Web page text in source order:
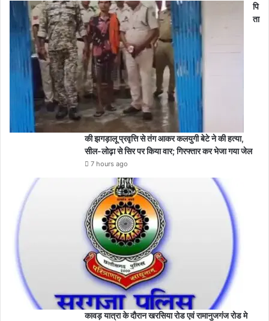
पि
ता
की झगड़ालू प्रवृत्ति से तंग आकर कलयुगी बेटे ने की हत्या,
सील-लोढ़ा से सिर पर किया वार; गिरफ्तार कर भेजा गया जेल
7 hours ago
कावड़ यात्रा के दौरान खरसिया रोड एवं रामानुजगंज रोड मे